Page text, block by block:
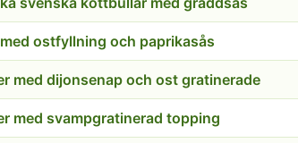
ostfyllning och paprikasås
med dijonsenap och ost gratinerade
med svampgratinerad topping